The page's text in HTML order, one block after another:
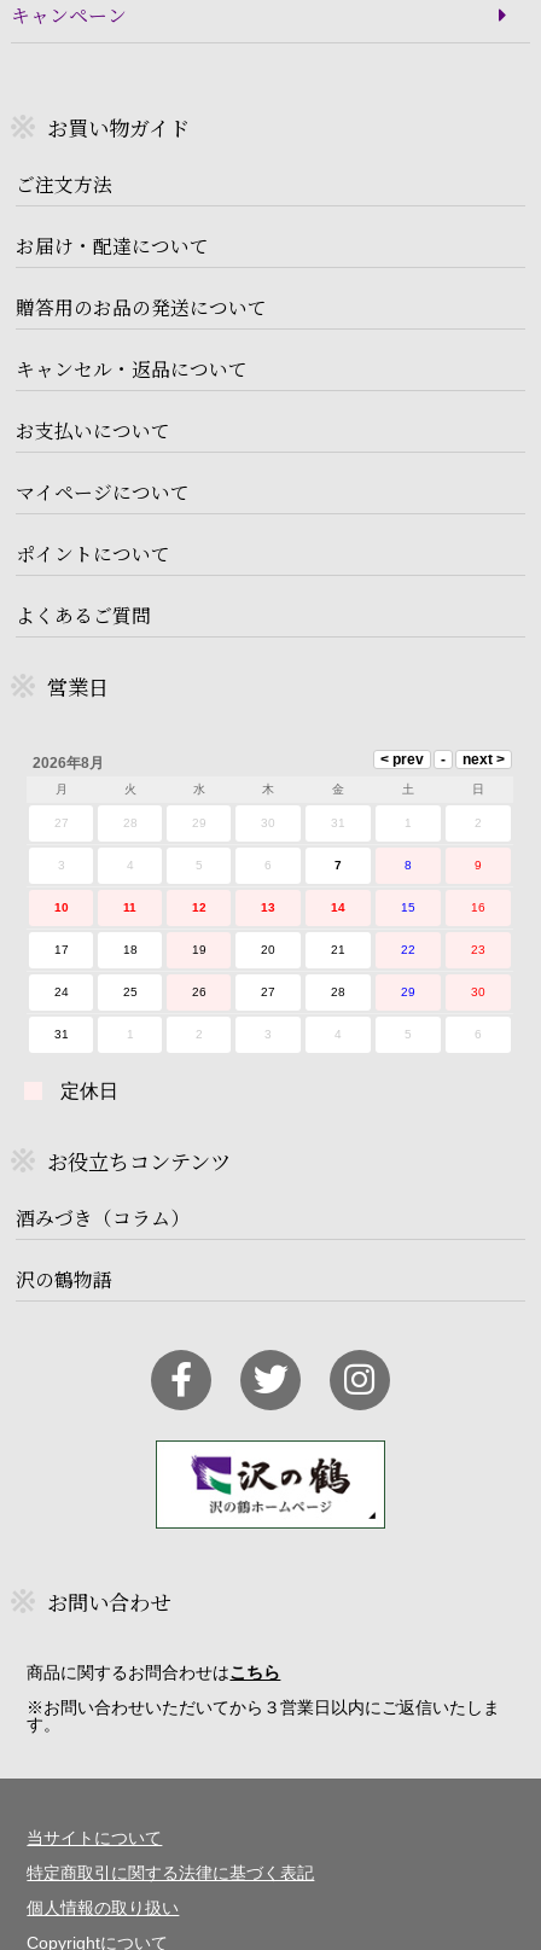
キャンペーン
お買い物ガイド
ご注文方法
お届け・配達について
贈答用のお品の発送について
キャンセル・返品について
お支払いについて
マイページについて
ポイントについて
よくあるご質問
営業日
2026年8月
月 火 水 木 金 土 日
27 28 29 30 31 1 2
3 4 5 6 7 8 9
10 11 12 13 14 15 16
17 18 19 20 21 22 23
24 25 26 27 28 29 30
31 1 2 3 4 5 6
定休日
お役立ちコンテンツ
酒みづき（コラム）
沢の鶴物語
お問い合わせ
商品に関するお問合わせはこちら
※お問い合わせいただいてから３営業日以内にご返信いたしま
す。
当サイトについて
特定商取引に関する法律に基づく表記
個人情報の取り扱い
Copyrightについて